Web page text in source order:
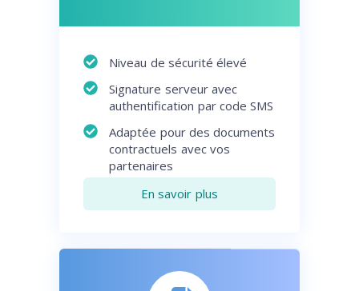
Niveau de sécurité élevé
Signature serveur avec
authentification par code SMS
Adaptée pour des documents
contractuels avec vos
partenaires
En savoir plus